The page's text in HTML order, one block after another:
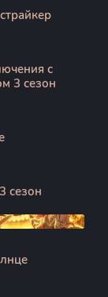
с
3 сезон
сезон